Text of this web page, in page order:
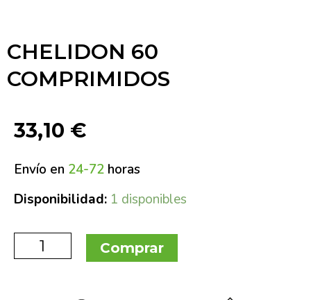
CHELIDON 60
COMPRIMIDOS
33,10 €
Envío en 24-72 horas
Disponibilidad: 1 disponibles
Comprar